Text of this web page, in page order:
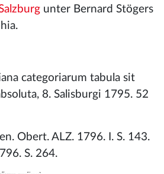
unter Bernard Stögers
categoriarum tabula sit
8. Salisburgi 1795. 52
Obert. ALZ. 1796. I. S. 143.
S. 264.